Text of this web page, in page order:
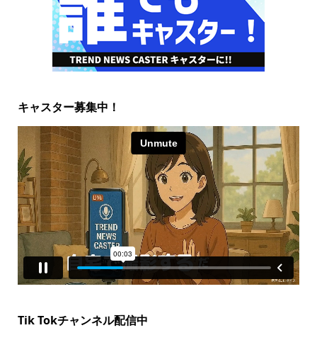
キャスター募集中！
Tik Tokチャンネル配信中